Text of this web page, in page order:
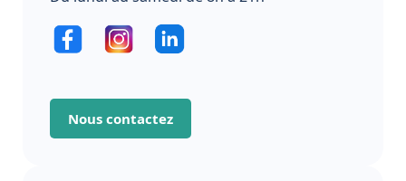
Nous contactez